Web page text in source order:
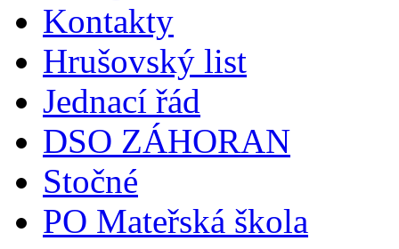
Kontakty
Hrušovský list
Jednací řád
DSO ZÁHORAN
Stočné
PO Mateřská škola